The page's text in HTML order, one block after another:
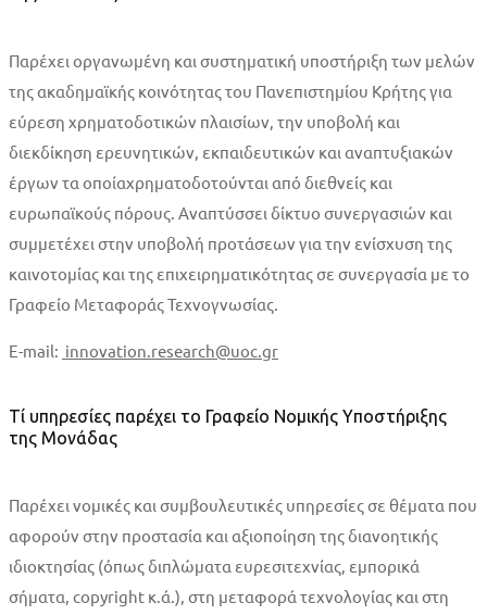
Παρέχει οργανωμένη και συστηματική υποστήριξη των μελών
της ακαδημαϊκής κοινότητας του Πανεπιστημίου Κρήτης για
εύρεση χρηματοδοτικών πλαισίων, την υποβολή και
διεκδίκηση ερευνητικών, εκπαιδευτικών και αναπτυξιακών
έργων τα οποίαχρηματοδοτούνται από διεθνείς και
ευρωπαϊκούς πόρους. Αναπτύσσει δίκτυο συνεργασιών και
συμμετέχει στην υποβολή προτάσεων για την ενίσχυση της
καινοτομίας και της επιχειρηματικότητας σε συνεργασία με το
Γραφείο Μεταφοράς Τεχνογνωσίας.
E-mail: innovation.research@uoc.gr
Τί υπηρεσίες παρέχει το Γραφείο Νομικής Υποστήριξης
της Μονάδας
Παρέχει νομικές και συμβουλευτικές υπηρεσίες σε θέματα που
αφορούν στην προστασία και αξιοποίηση της διανοητικής
ιδιοκτησίας (όπως διπλώματα ευρεσιτεχνίας, εμπορικά
σήματα, copyright κ.ά.), στη μεταφορά τεχνολογίας και στη